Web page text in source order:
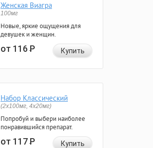
Женская Виагра
100мг
Новые, яркие ощущения для
девушек и женщин.
от 116Р Купить
Набор Классический
(2x100мг, 4x20мг)
Попробуй и выбери наиболее
понравившийся препарат.
от 117Р Купить